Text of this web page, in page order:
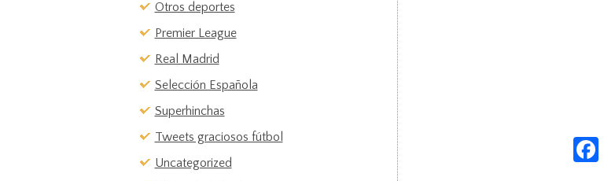
Otros deportes
Premier League
Real Madrid
Selección Española
Superhinchas
Tweets graciosos fútbol
Uncategorized